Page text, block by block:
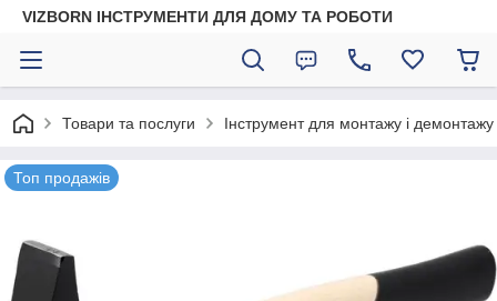
VIZBORN ІНСТРУМЕНТИ ДЛЯ ДОМУ ТА РОБОТИ
Товари та послуги Інструмент для монтажу і демонтажу
Топ продажів